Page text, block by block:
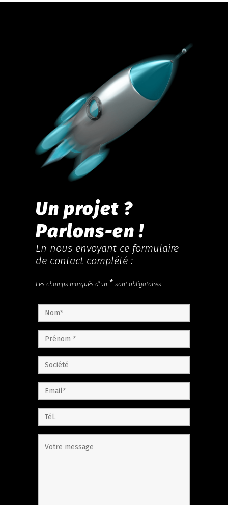
Un projet ?
Parlons-en !
En nous envoyant ce formulaire
de contact complété :
Les champs marqués d’un * sont obligatoires